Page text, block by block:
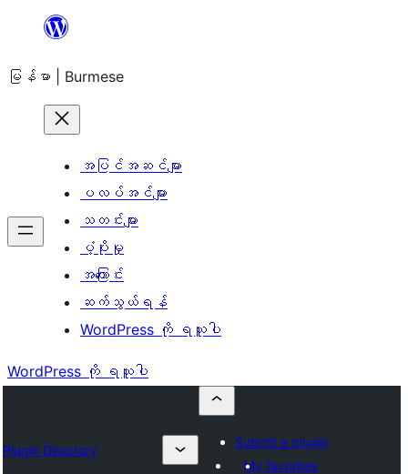
အကြောင်းအရာ
ကျော်သွား
မြန်မာ | Burmese
အပြင်အဆင်များ
ပလပ်အင်များ
သတင်းများ
ပံ့ပိုးမှု
အကြောင်း
ဆက်သွယ်ရန်
WordPress ကို ရယူပါ
WordPress ကို ရယူပါ
Plugin Directory
Submit a plugin
My favorites